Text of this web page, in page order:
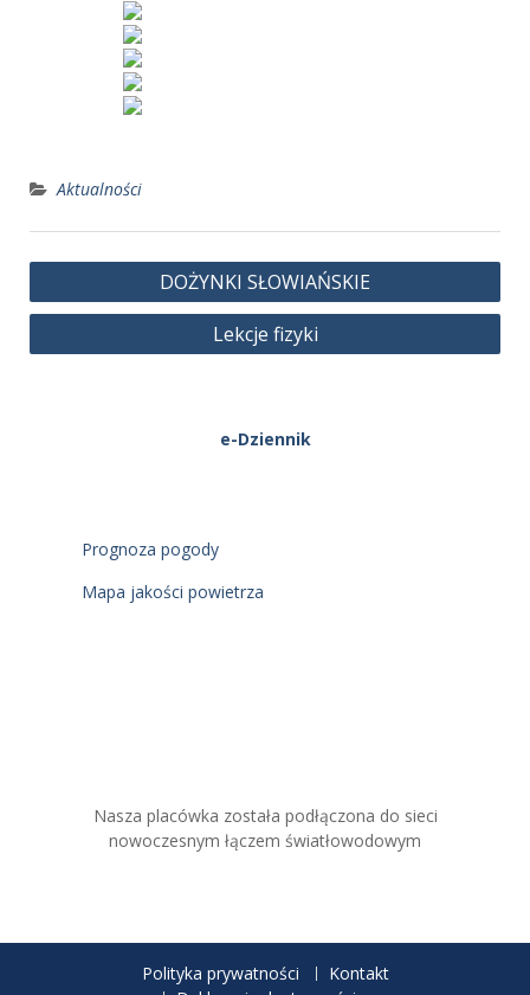
Aktualności
Nawigacja
wpisu
DOŻYNKI SŁOWIAŃSKIE
Lekcje fizyki
e-Dziennik
Prognoza pogody
Mapa jakości powietrza
Nasza placówka została podłączona do sieci
nowoczesnym łączem światłowodowym
Polityka prywatności
Kontakt